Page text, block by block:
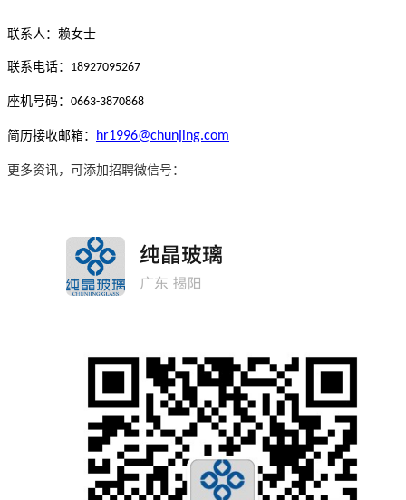
联系人：赖女士
联系电话： 18927095267
座机号码： 0663-3870868
简历接收邮箱： hr1996@chunjing.com
更多资讯，可添加招聘微信号 ：